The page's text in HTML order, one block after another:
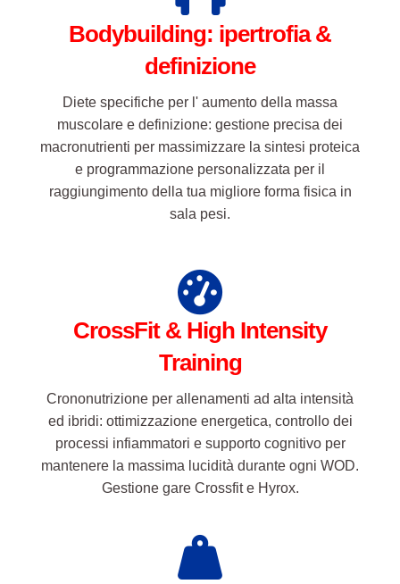
Bodybuilding: ipertrofia &
definizione
Diete specifiche per l' aumento della massa
muscolare e definizione: gestione precisa dei
macronutrienti per massimizzare la sintesi proteica
e programmazione personalizzata per il
raggiungimento della tua migliore forma fisica in
sala pesi.
CrossFit & High Intensity
Training
Crononutrizione per allenamenti ad alta intensità
ed ibridi: ottimizzazione energetica, controllo dei
processi infiammatori e supporto cognitivo per
mantenere la massima lucidità durante ogni WOD.
Gestione gare Crossfit e Hyrox.